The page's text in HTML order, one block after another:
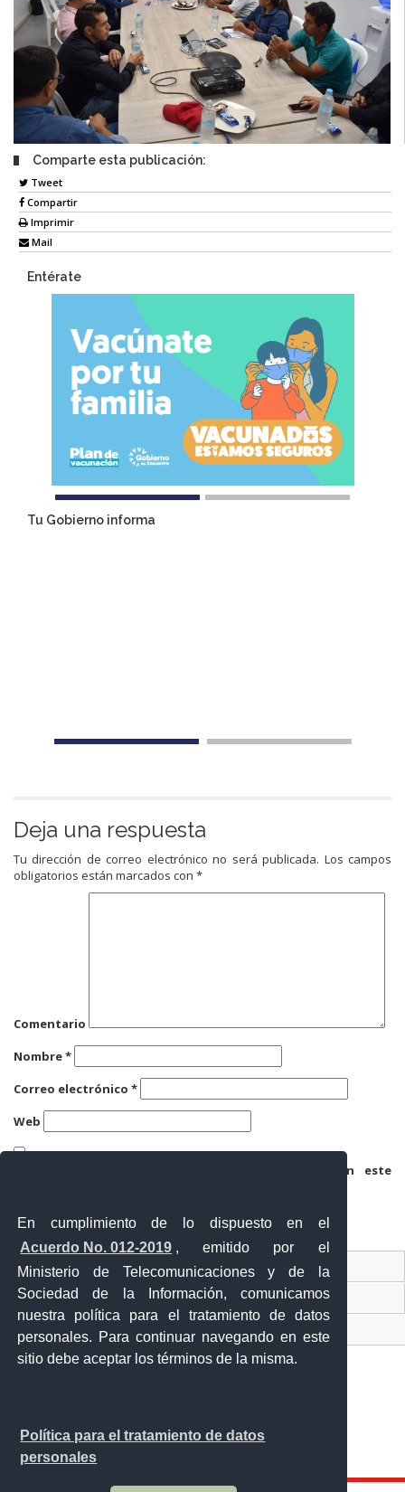
En cumplimiento de lo dispuesto en el
Acuerdo No. 012-2019 , emitido por el
Ministerio de Telecomunicaciones y de la
Sociedad de la Información, comunicamos
nuestra política para el tratamiento de datos
personales. Para continuar navegando en este
sitio debe aceptar los términos de la misma.
Política para el tratamiento de datos
personales
Comparte esta publicación:
Tweet
Compartir
Imprimir
Mail
Entérate
Tu Gobierno informa
Deja una respuesta
Tu dirección de correo electrónico no será publicada. Los campos
obligatorios están marcados con *
Comentario
Nombre*
Correo electrónico *
Web
Guarda mi nombre, correo electrónico y web en este
Contacto Ciudadano
Ventanilla Única de Comercio Exterior
Sistema Nacional de Información (SNI)
Calle 12 de febrero y Vicente Rocafuerte
Orellana - Ecuador